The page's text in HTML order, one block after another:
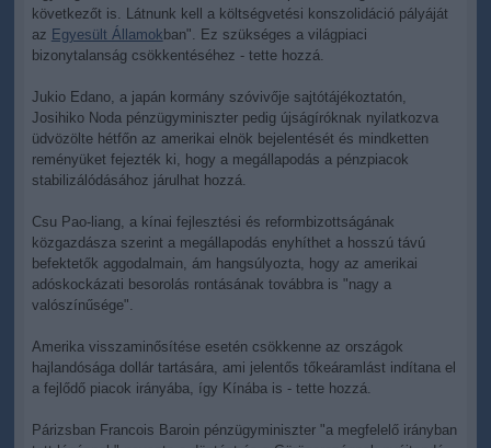
következőt is. Látnunk kell a költségvetési konszolidáció pályáját
az Egyesült Államokban". Ez szükséges a világpiaci
bizonytalanság csökkentéséhez - tette hozzá.
Jukio Edano, a japán kormány szóvivője sajtótájékoztatón,
Josihiko Noda pénzügyminiszter pedig újságíróknak nyilatkozva
üdvözölte hétfőn az amerikai elnök bejelentését és mindketten
reményüket fejezték ki, hogy a megállapodás a pénzpiacok
stabilizálódásához járulhat hozzá.
Csu Pao-liang, a kínai fejlesztési és reformbizottságának
közgazdásza szerint a megállapodás enyhíthet a hosszú távú
befektetők aggodalmain, ám hangsúlyozta, hogy az amerikai
adóskockázati besorolás rontásának továbbra is "nagy a
valószínűsége".
Amerika visszaminősítése esetén csökkenne az országok
hajlandósága dollár tartására, ami jelentős tőkeáramlást indítana el
a fejlődő piacok irányába, így Kínába is - tette hozzá.
Párizsban Francois Baroin pénzügyminiszter "a megfelelő irányban